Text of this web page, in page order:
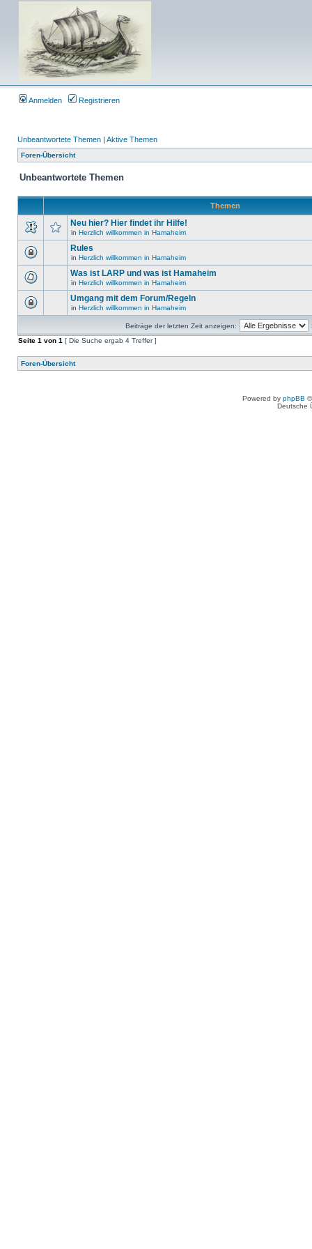
Anmelden Registrieren
Unbeantwortete Themen | Aktive Themen
Foren-Übersicht
Unbeantwortete Themen
Themen
Neu hier? Hier findet ihr Hilfe!
in Herzlich willkommen in Hamaheim
Rules
in Herzlich willkommen in Hamaheim
Was ist LARP und was ist Hamaheim
in Herzlich willkommen in Hamaheim
Umgang mit dem Forum/Regeln
in Herzlich willkommen in Hamaheim
Beiträge der letzten Zeit anzeigen:
Seite 1 von 1 [ Die Suche ergab 4 Treffer ]
Foren-Übersicht
Powered by phpBB
Deutsche